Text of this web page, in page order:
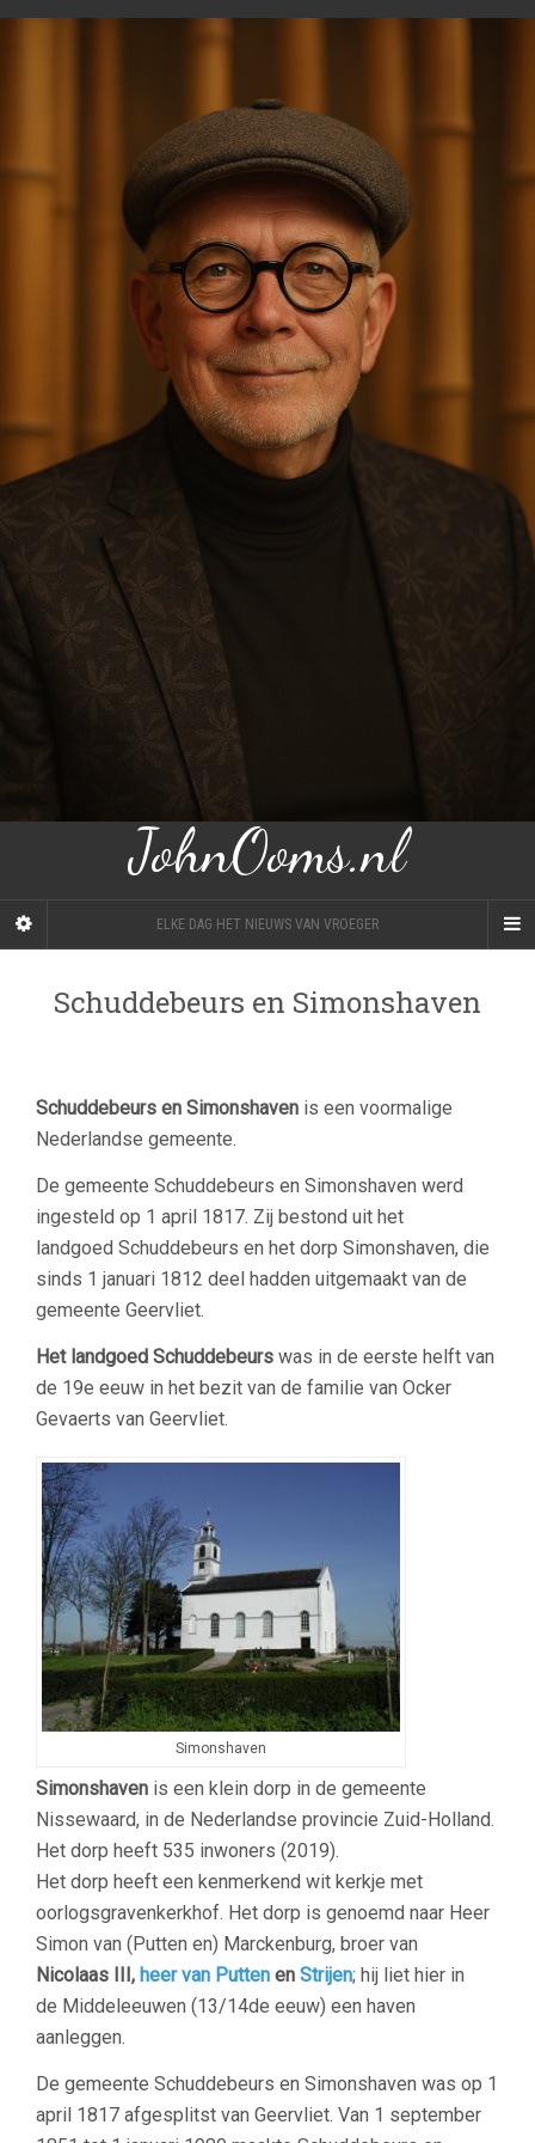
JohnOoms.nl
ELKE DAG HET NIEUWS VAN VROEGER
Schuddebeurs en Simonshaven
Schuddebeurs en Simonshaven is een voormalige
Nederlandse gemeente.
De gemeente Schuddebeurs en Simonshaven werd
ingesteld op 1 april 1817. Zij bestond uit het
landgoed Schuddebeurs en het dorp Simonshaven, die
sinds 1 januari 1812 deel hadden uitgemaakt van de
gemeente Geervliet.
Het landgoed Schuddebeurs was in de eerste helft van
de 19e eeuw in het bezit van de familie van Ocker
Gevaerts van Geervliet.
Simonshaven
Simonshaven is een klein dorp in de gemeente
Nissewaard, in de Nederlandse provincie Zuid-Holland.
Het dorp heeft 535 inwoners (2019).
Het dorp heeft een kenmerkend wit kerkje met
oorlogsgravenkerkhof. Het dorp is genoemd naar Heer
Simon van (Putten en) Marckenburg, broer van
Nicolaas III, heer van Putten en Strijen; hij liet hier in
de Middeleeuwen (13/14de eeuw) een haven
aanleggen.
De gemeente Schuddebeurs en Simonshaven was op 1
april 1817 afgesplitst van Geervliet. Van 1 september